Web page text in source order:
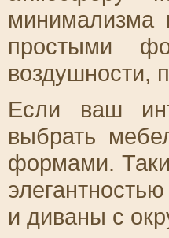
минимализма
простыми
воздушности,
Если ваш
выбрать
формами.
и диваны с